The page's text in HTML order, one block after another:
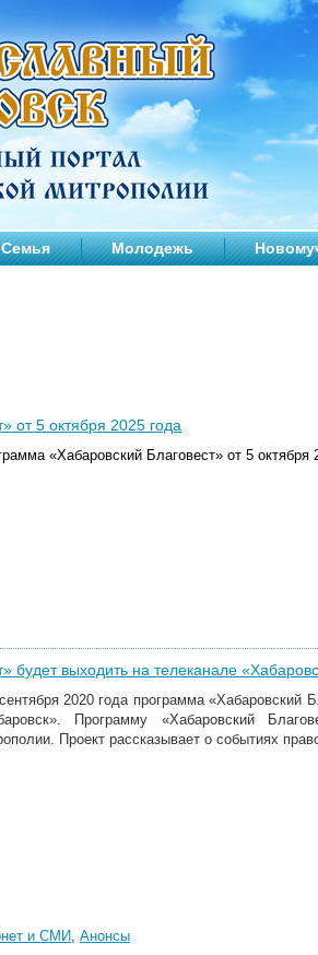
Семья Молодежь
от 5 октября 2025 года
«Хабаровский Благовест» от 5 октября
будет выходить на телеканале
2020 года программа «Хабаровский
Программу «Хабаровский
Проект рассказывает о событиях
и СМИ, Анонсы